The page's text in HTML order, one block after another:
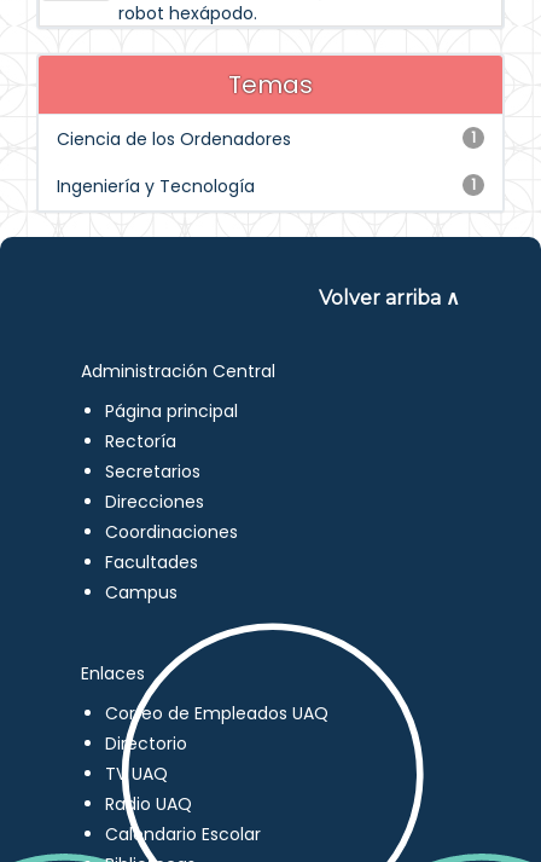
robot hexápodo.
Temas
1
Ciencia de los Ordenadores
1
Ingeniería y Tecnología
Volver arriba ∧
Administración Central
Página principal
Rectoría
Secretarios
Direcciones
Coordinaciones
Facultades
Campus
Enlaces
Correo de Empleados UAQ
Directorio
TV UAQ
Radio UAQ
Calendario Escolar